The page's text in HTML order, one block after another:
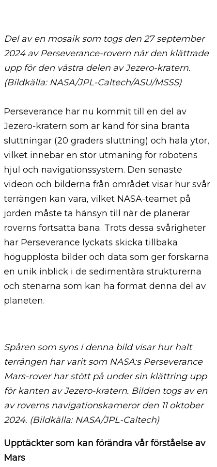
Del av en mosaik som togs den 27 september
2024 av Perseverance-rovern när den klättrade
upp för den västra delen av Jezero-kratern.
(Bildkälla: NASA/JPL-Caltech/ASU/MSSS)
Perseverance har nu kommit till en del av
Jezero-kratern som är känd för sina branta
sluttningar (20 graders sluttning) och hala ytor,
vilket innebär en stor utmaning för robotens
hjul och navigationssystem. Den senaste
videon och bilderna från området visar hur svår
terrängen kan vara, vilket NASA-teamet på
jorden måste ta hänsyn till när de planerar
roverns fortsatta bana. Trots dessa svårigheter
har Perseverance lyckats skicka tillbaka
högupplösta bilder och data som ger forskarna
en unik inblick i de sedimentära strukturerna
och stenarna som kan ha format denna del av
planeten.
Spåren som syns i denna bild visar hur halt
terrängen har varit som NASA:s Perseverance
Mars-rover har stött på under sin klättring upp
för kanten av Jezero-kratern. Bilden togs av en
av roverns navigationskameror den 11 oktober
2024. (Bildkälla: NASA/JPL-Caltech)
Upptäckter som kan förändra vår förståelse av
Mars